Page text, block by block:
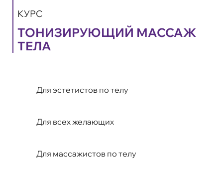
КУРС
ТОНИЗИРУЮЩИЙ МАССАЖ
ТЕЛА
Для эстетистов по телу
Для всех желающих
Для массажистов по телу